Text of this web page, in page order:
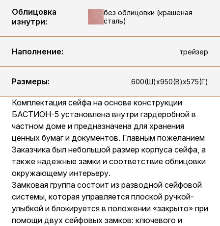
Облицовка
изнутри:
без облицовки (крашеная
сталь)
Наполнение: трейзер
Размеры: 600(Ш)х950(В)х575(Г)
Комплектация сейфа на основе конструкции
БАСТИОН-5 установлена внутри гардеробной в
частном доме и предназначена для хранения
ценных бумаг и документов. Главным пожеланием
Заказчика был небольшой размер корпуса сейфа, а
также надежные замки и соответствие облицовки
окружающему интерьеру.
Замковая группа состоит из разводной сейфовой
системы, которая управляется плоской ручкой-
улыбкой и блокируется в положении «закрыто» при
помощи двух сейфовых замков: ключевого и